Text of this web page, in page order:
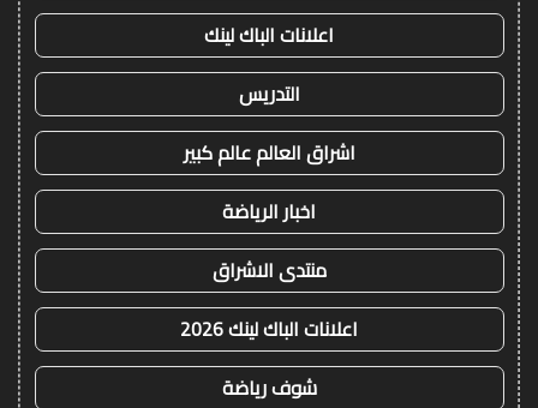
اعلانات الباك لينك
التدريس
اشراق العالم عالم كبير
اخبار الرياضة
منتدى الاشراق
اعلانات الباك لينك 2026
شوف رياضة